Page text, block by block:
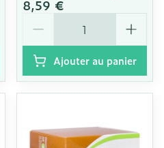
8,59 €
Ajouter au panier